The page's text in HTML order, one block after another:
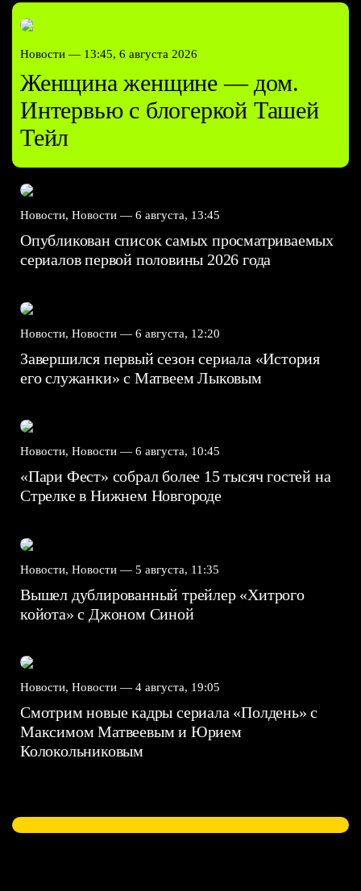
Новости — 13:45, 6 августа 2026
Женщина женщине — дом.
Интервью с блогеркой Ташей
Тейл
Новости, Новости — 6 августа, 13:45
Опубликован список самых просматриваемых
сериалов первой половины 2026 года
Новости, Новости — 6 августа, 12:20
Завершился первый сезон сериала «История
его служанки» с Матвеем Лыковым
Новости, Новости — 6 августа, 10:45
«Пари Фест» собрал более 15 тысяч гостей на
Стрелке в Нижнем Новгороде
Новости, Новости — 5 августа, 11:35
Вышел дублированный трейлер «Хитрого
койота» с Джоном Синой
Новости, Новости — 4 августа, 19:05
Смотрим новые кадры сериала «Полдень» с
Максимом Матвеевым и Юрием
Колокольниковым